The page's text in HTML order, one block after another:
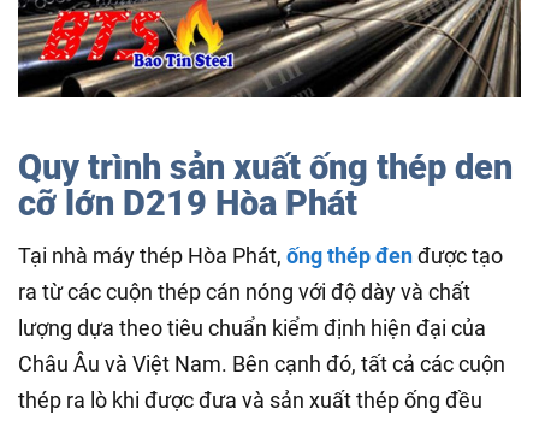
Quy trình sản xuất ống thép den
cỡ lớn D219 Hòa Phát
Tại nhà máy thép Hòa Phát, ống thép đenđược tạo
ra từ các cuộn thép cán nóng với độ dày và chất
lượng dựa theo tiêu chuẩn kiểm định hiện đại của
Châu Âu và Việt Nam. Bên cạnh đó, tất cả các cuộn
thép ra lò khi được đưa và sản xuất thép ống đều